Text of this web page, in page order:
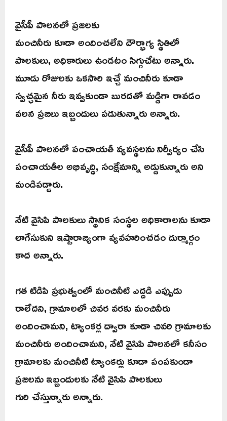
వైసీపీ పాలనలో ప్రజలకు
మంచినీరు కూడా అందించలేని దౌర్భాగ్య స్థితిలో
పాలకులు, అధికారులు ఉండటం సిగ్గుచేటు అన్నారు.
మూడు రోజులకు ఒకసారి ఇచ్చే మంచినీరు కూడా
స్వచ్ఛమైన నీరు ఇవ్వకుండా బురదతో మడ్డిగా రావడం
వలన ప్రజలు ఇబ్బందులు పడుతున్నారు అన్నారు.
వైసీపీ పాలనలో పంచాయతీ వ్యవస్థలను నిర్వీర్యం చేసి
పంచాయతీల అభివృద్ధి, సంక్షేమాన్ని అడ్డుకున్నారు అని
మండిపడ్డారు.
నేటి వైసిపి పాలకులు స్థానిక సంస్థల అధికారాలను కూడా
లాగేసుకుని ఇష్టారాజ్యంగా వ్యవహరించడం దుర్మార్గం
కాద అన్నారు.
గత టిడిపి ప్రభుత్వంలో మంచినీటి ఎద్దడి ఎప్పుడు
రాలేదని, గ్రామాలలో చివర వరకు మంచినీరు
అందించామని, ట్యాంకర్ల ద్వారా కూడా చివరి గ్రామాలకు
మంచినీరు అందించామని, నేటి వైసిపి పాలనలో కనీసం
గ్రామాలకు మంచినీటి ట్యాంకర్లు కూడా పంపకుండా
ప్రజలను ఇబ్బందులకు నేటి వైసిపి పాలకులు
గురి చేస్తున్నారు అన్నారు.